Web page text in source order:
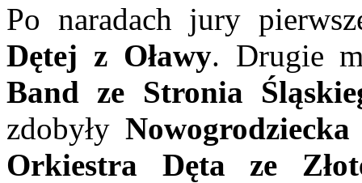
Po naradach jury
Dętej z Oławy. Drugie
Band ze Stronia
zdobyły
Orkiestra Dęta ze